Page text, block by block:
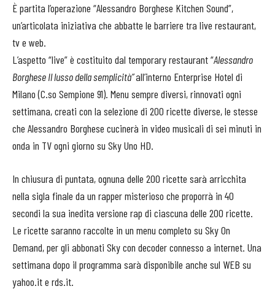
È partita l’operazione “Alessandro Borghese Kitchen Sound”,
un’articolata iniziativa che abbatte le barriere tra live restaurant,
tv e web.
L’aspetto “live” è costituito dal temporary restaurant “Alessandro
Borghese Il lusso della semplicità”all’interno Enterprise Hotel di
Milano (C.so Sempione 91). Menu sempre diversi, rinnovati ogni
settimana, creati con la selezione di 200 ricette diverse, le stesse
che Alessandro Borghese cucinerà in video musicali di sei minuti in
onda in TV ogni giorno su Sky Uno HD.
In chiusura di puntata, ognuna delle 200 ricette sarà arricchita
nella sigla finale da un rapper misterioso che proporrà in 40
secondi la sua inedita versione rap di ciascuna delle 200 ricette.
Le ricette saranno raccolte in un menu completo su Sky On
Demand, per gli abbonati Sky con decoder connesso a internet. Una
settimana dopo il programma sarà disponibile anche sul WEB su
yahoo.it e rds.it.